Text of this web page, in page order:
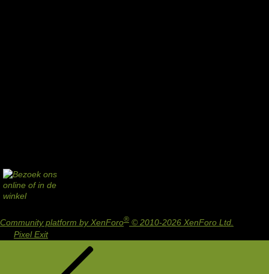
Community platform by XenForo® © 2010-2026 XenForo Ltd.
Pixel Exit